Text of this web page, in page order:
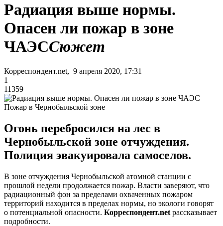
Радиация выше нормы.
Опасен ли пожар в зоне
ЧАЭССюжет
Корреспондент.net, 9 апреля 2020, 17:31
1
11359
Пожар в Чернобыльской зоне
Огонь перебросился на лес в
Чернобыльской зоне отчуждения.
Полиция эвакуировала самоселов.
В зоне отчуждения Чернобыльской атомной станции с
прошлой недели продолжается пожар. Власти заверяют, что
радиационный фон за пределами охваченных пожаром
территорий находится в пределах нормы, но экологи говорят
о потенциальной опасности. Корреспондент.net рассказывает
подробности.